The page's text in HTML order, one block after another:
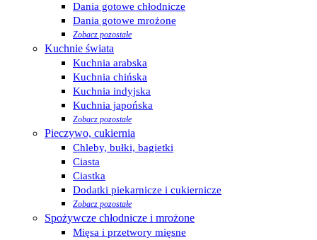
Dania gotowe chłodnicze
Dania gotowe mrożone
Zobacz pozostałe
Kuchnie świata
Kuchnia arabska
Kuchnia chińska
Kuchnia indyjska
Kuchnia japońska
Zobacz pozostałe
Pieczywo, cukiernia
Chleby, bułki, bagietki
Ciasta
Ciastka
Dodatki piekarnicze i cukiernicze
Zobacz pozostałe
Spożywcze chłodnicze i mrożone
Mięsa i przetwory mięsne